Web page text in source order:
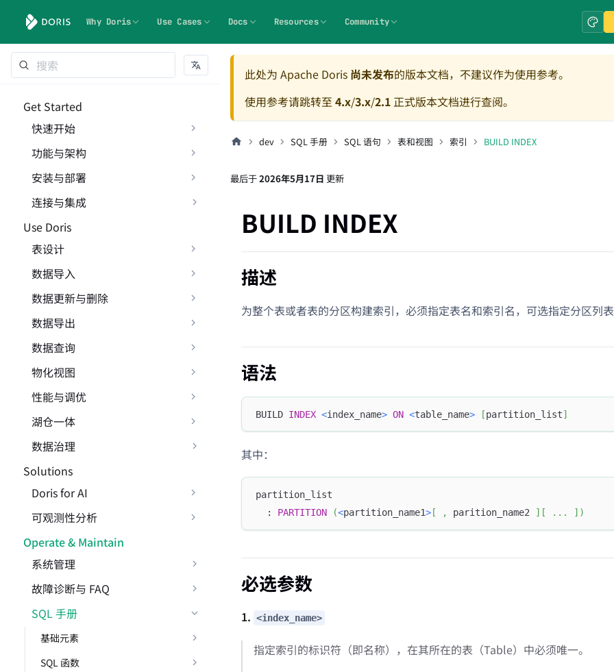
Why Doris Use Cases Docs Resources Community
Get Started
快速开始
功能与架构
安装与部署
连接与集成
Use Doris
表设计
数据导入
数据更新与删除
数据导出
数据查询
物化视图
性能与调优
湖仓一体
数据治理
Solutions
Doris for AI
可观测性分析
Operate & Maintain
系统管理
故障诊断与 FAQ
SQL 手册
基础元素
SQL 函数
此处为 Apache Doris 尚未发布的版本文档，不建议作为使用参考。
使用参考请跳转至 4.x/3.x/2.1正式版本文档进行查阅。
dev SQL 手册 SQL 语句 表和视图 索引 BUILD INDEX
最后于2026年5月17日 更新
BUILD INDEX
描述
为整个表或者表的分区构建索引，必须指定表名和索引名，可选指定分区列表
语法
BUILD INDEX <index_name> ON <table_name> [partition_list]
其中：
partition_list
  :
PARTITION (<partition_name1> [ , parition_name2 ] [ . . . ] )
必选参数
1. <index_name>
指定索引的标识符（即名称），在其所在的表（Table）中必须唯一。